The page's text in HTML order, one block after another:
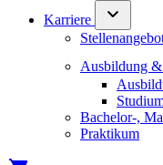
Karriere
Ausbildung
Bachelor-,
Praktikum